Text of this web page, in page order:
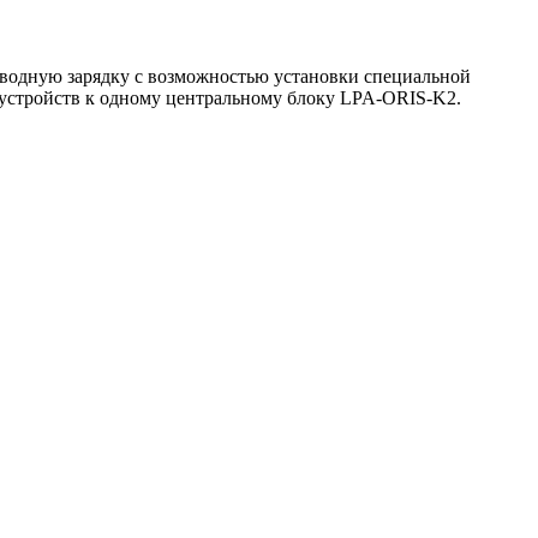
зарядку с возможностью установки специальной
к одному центральному блоку LPA-ORIS-K2.